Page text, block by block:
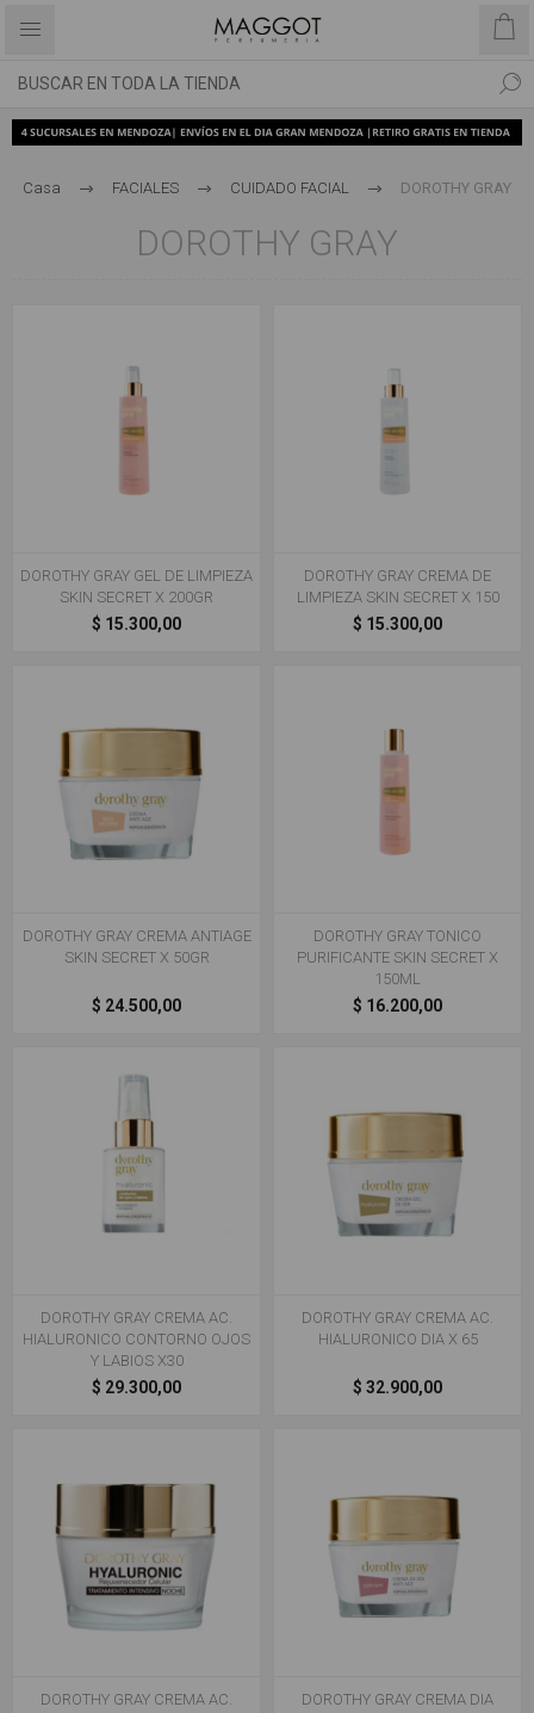
Casa FACIALES CUIDADO FACIAL DOROTHY GRAY
DOROTHY GRAY
DOROTHY GRAY GEL DE LIMPIEZA
SKIN SECRET X 200GR
$ 15.300,00
DOROTHY GRAY CREMA DE
LIMPIEZA SKIN SECRET X 150
$ 15.300,00
DOROTHY GRAY CREMA ANTIAGE
SKIN SECRET X 50GR
$ 24.500,00
DOROTHY GRAY TONICO
PURIFICANTE SKIN SECRET X
150ML
$ 16.200,00
DOROTHY GRAY CREMA AC.
HIALURONICO CONTORNO OJOS
Y LABIOS X30
$ 29.300,00
DOROTHY GRAY CREMA AC.
HIALURONICO DIA X 65
$ 32.900,00
DOROTHY GRAY CREMA AC.
DOROTHY GRAY CREMA DIA